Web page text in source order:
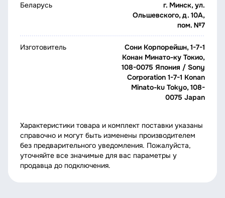
Беларусь
г. Минск, ул.
Ольшевского, д. 10А,
пом. №7
Изготовитель
Сони Корпорейшн, 1-7-1
Конан Минато-ку Токио,
108-0075 Япония / Sony
Corporation 1-7-1 Konan
Minato-ku Tokyo, 108-
0075 Japan
Характеристики товара и комплект поставки указаны
справочно и могут быть изменены производителем
без предварительного уведомления. Пожалуйста,
уточняйте все значимые для вас параметры у
продавца до подключения.